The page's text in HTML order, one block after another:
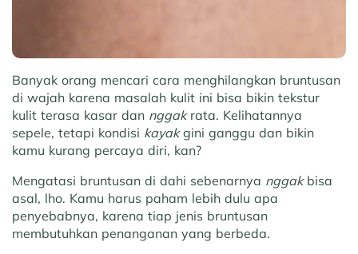
Banyak orang mencari cara menghilangkan bruntusan
di wajah karena masalah kulit ini bisa bikin tekstur
kulit terasa kasar dan nggak rata. Kelihatannya
sepele, tetapi kondisi kayakgini ganggu dan bikin
kamu kurang percaya diri, kan?
Mengatasi bruntusan di dahi sebenarnya nggak bisa
asal, lho. Kamu harus paham lebih dulu apa
penyebabnya, karena tiap jenis bruntusan
membutuhkan penanganan yang berbeda.